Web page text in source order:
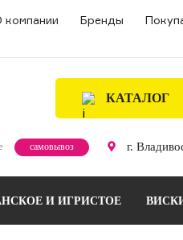
компании Бренды
КАТАЛОГ
самовывоз г.
И ИГРИСТОЕ